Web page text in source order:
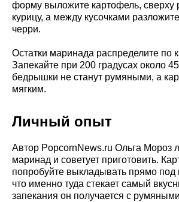
форму выложите картофель, сверху
курицу, а между кусочками
черри.
Остатки маринада распределите по
Запекайте при 200 градусах около
бедрышки не станут румяными, а
мягким.
Личный опыт
Автор PopcornNews.ru Ольга Мороз
маринад и советует приготовить.
попробуйте выкладывать прямо под
что именно туда стекает самый
запекания он получается с